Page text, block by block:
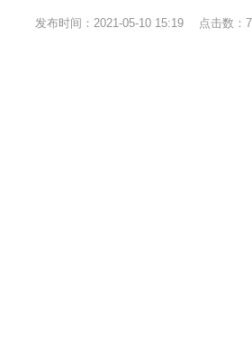
发布时间：2021-05-10 15:19 点击数：